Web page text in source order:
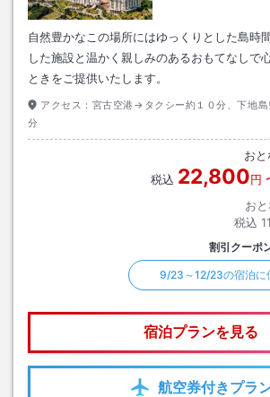
自然豊かなこの場所にはゆっくりとした島時
した施設と温かく親しみのあるおもてなしで
ときをご提供いたします。
アクセス： 宮古空港→タクシー約１０分、下地
分
おと
税込 22,800円
お
税込
割引クーポ
9/23～12/23の宿泊に
宿泊プランを見る
航空券付きプラ